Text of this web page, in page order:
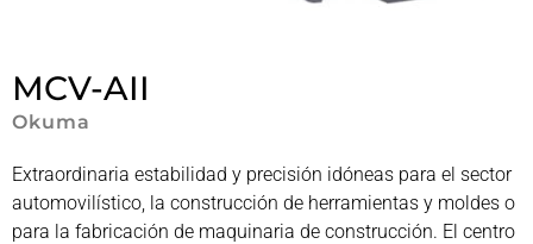
MCV-AII
Okuma
Extraordinaria estabilidad y precisión idóneas para el sector
automovilístico, la construcción de herramientas y moldes o
para la fabricación de maquinaria de construcción. El centro